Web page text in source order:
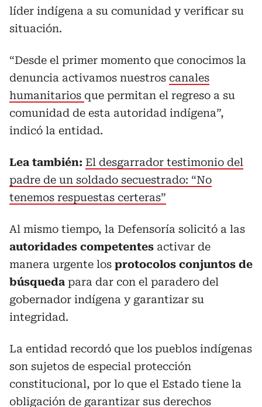
líder indígena a su comunidad y verificar su
situación.
“Desde el primer momento que conocimos la
denuncia activamos nuestros canales
humanitarios que permitan el regreso a su
comunidad de esta autoridad indígena”,
indicó la entidad.
Lea también: El desgarrador testimonio del
padre de un soldado secuestrado: “No
tenemos respuestas certeras”
Al mismo tiempo, la Defensoría solicitó a las
autoridades competentes activar de
manera urgente los protocolos conjuntos de
búsqueda para dar con el paradero del
gobernador indígena y garantizar su
integridad.
La entidad recordó que los pueblos indígenas
son sujetos de especial protección
constitucional, por lo que el Estado tiene la
obligación de garantizar sus derechos